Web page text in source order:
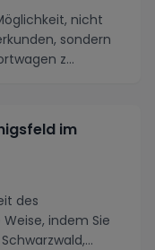
nicht
sondern
z...
im
des
indem Sie